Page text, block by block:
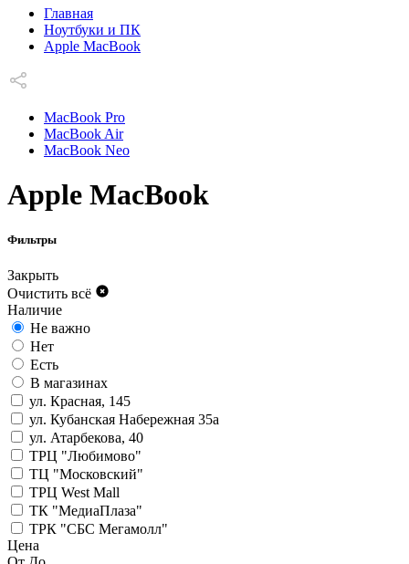
Главная
Ноутбуки и ПК
Apple MacBook
MacBook Pro
MacBook Air
MacBook Neo
Apple MacBook
Фильтры
Закрыть
Очистить всё
Наличие
Не важно
Нет
Есть
В магазинах
ул. Красная, 145
ул. Кубанская Набережная 35а
ул. Атарбекова, 40
ТРЦ "Любимово"
ТЦ "Московский"
ТРЦ West Mall
ТК "МедиаПлаза"
ТРК "СБС Мегамолл"
Цена